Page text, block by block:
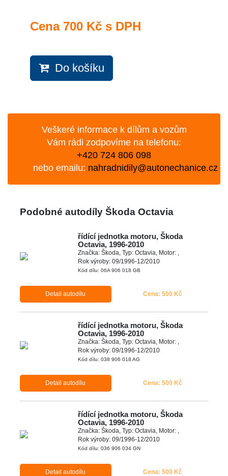
Cena 700 Kč s DPH
Do košíku
Veškeré informace k dílům a vozům
Vám rádi zodpovíme na telefonu:
+420 724 806 098
nebo emailu: nahradnidily@autonechanice.cz
Podobné autodíly Škoda Octavia
řídící jednotka motoru, Škoda
Octavia, 1996-2010
Značka: Škoda, Typ: Octavia, Motor: ,
Rok výroby: 09/1996-12/2010
Kód dílu: 06A 906 018 GB
Detail autodílu Cena: 500 Kč
řídící jednotka motoru, Škoda
Octavia, 1996-2010
Značka: Škoda, Typ: Octavia, Motor: ,
Rok výroby: 09/1996-12/2010
Kód dílu: 038 906 018 AG
Detail autodílu Cena: 500 Kč
řídící jednotka motoru, Škoda
Octavia, 1996-2010
Značka: Škoda, Typ: Octavia, Motor: ,
Rok výroby: 09/1996-12/2010
Kód dílu: 036 906 034 GN
Detail autodílu Cena: 500 Kč